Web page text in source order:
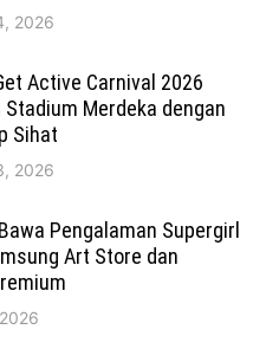
2026
Active Carnival 2026
Stadium Merdeka dengan
Sihat
2026
Pengalaman Supergirl
Art Store dan